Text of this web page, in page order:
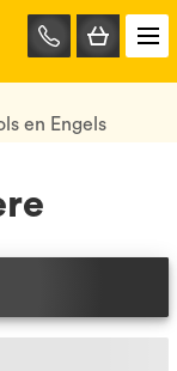
085-
0667401
en Engels